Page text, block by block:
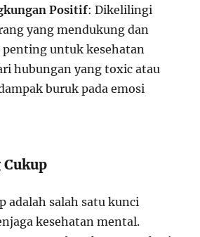
Positif: Dikelilingi
yang mendukung dan
untuk kesehatan
hubungan yang toxic atau
buruk pada emosi
adalah salah satu kunci
kesehatan mental.